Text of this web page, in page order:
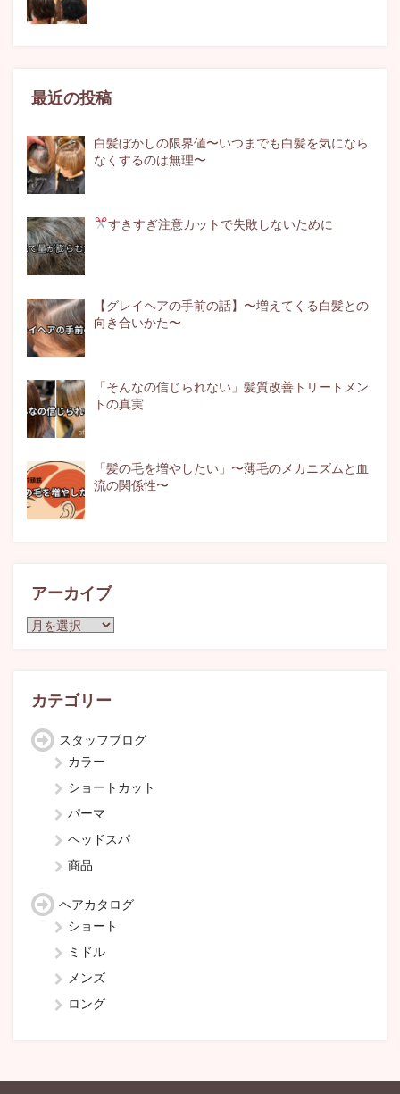
最近の投稿
白髪ぼかしの限界値〜いつまでも白髪を気になら
なくするのは無理〜
すきすぎ注意カットで失敗しないために
【グレイヘアの手前の話】〜増えてくる白髪との
向き合いかた〜
「そんなの信じられない」髪質改善トリートメン
トの真実
「髪の毛を増やしたい」〜薄毛のメカニズムと血
流の関係性〜
アーカイブ
ア
ブ
カテゴリー
スタッフブログ
カラー
ショートカット
パーマ
ヘッドスパ
商品
ヘアカタログ
ショート
ミドル
メンズ
ロング